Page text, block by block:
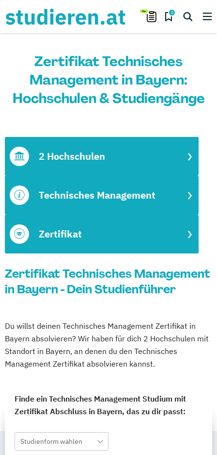
0
Zertifikat Technisches
Management in Bayern:
Hochschulen & Studiengänge
Zertifikat
Technisches Management
2 Hochschulen
Zertifikat Technisches Management
in Bayern - Dein Studienführer
Du willst deinen Technisches Management Zertifikat in
Bayern absolvieren? Wir haben für dich 2 Hochschulen mit
Standort in Bayern, an denen du den Technisches
Management Zertifikat absolvieren kannst.
Finde ein Technisches Management Studium mit
Zertifikat Abschluss in Bayern, das zu dir passt:
Studienform wählen